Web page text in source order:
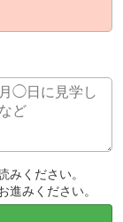
みください。
進みください。